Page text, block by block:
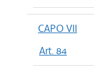
CAPO VII
Art. 84